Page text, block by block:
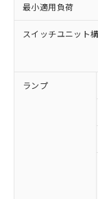
最小適用負荷
スイッチユニット
ランプ